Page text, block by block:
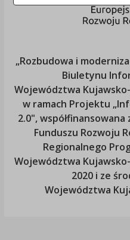
„Rozbudowa i
Biuletynu
Województwa
w ramach Projektu
2.0",
Funduszu Rozwoju
Regionalnego
Województwa
2020 i ze
Województwa